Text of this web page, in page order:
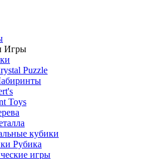
Игры
Puzzle
Toys
кубики
Рубика
игры